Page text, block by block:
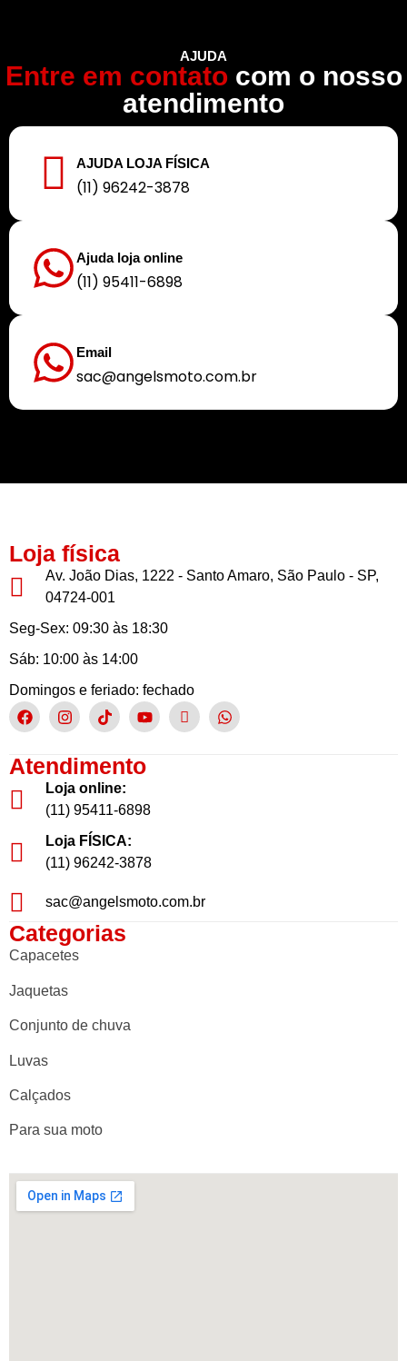
AJUDA
Entre em contatocom o nosso
atendimento
AJUDA LOJA FÍSICA
(11) 96242-3878
Ajuda loja online
(11) 95411-6898
Email
sac@angelsmoto.com.br
Loja física
Av. João Dias, 1222 - Santo Amaro, São Paulo - SP,
04724-001
Seg-Sex: 09:30 às 18:30
Sáb: 10:00 às 14:00
Domingos e feriado: fechado
Atendimento
Loja online:
(11) 95411-6898
Loja FÍSICA:
(11) 96242-3878
sac@angelsmoto.com.br
Categorias
Capacetes
Jaquetas
Conjunto de chuva
Luvas
Calçados
Para sua moto